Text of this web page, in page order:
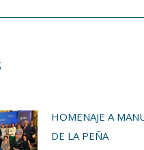
HOMENAJE A
DE LA PEÑA